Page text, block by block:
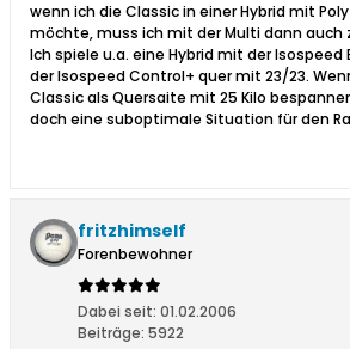
wenn ich die Classic in einer Hybrid mit
möchte, muss ich mit der Multi dann auch
Ich spiele u.a. eine Hybrid mit der Isospeed
der Isospeed Control+ quer mit 23/23.
Classic als Quersaite mit 25 Kilo
doch eine suboptimale Situation für den
fritzhimself
Forenbewohner
Dabei seit: 01.02.2006
Beiträge: 5922